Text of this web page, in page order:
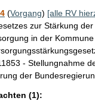
(Vorgang) [alle RV
zur Stärkung der
in der Kommune
- Stellungnahme
der
(1):